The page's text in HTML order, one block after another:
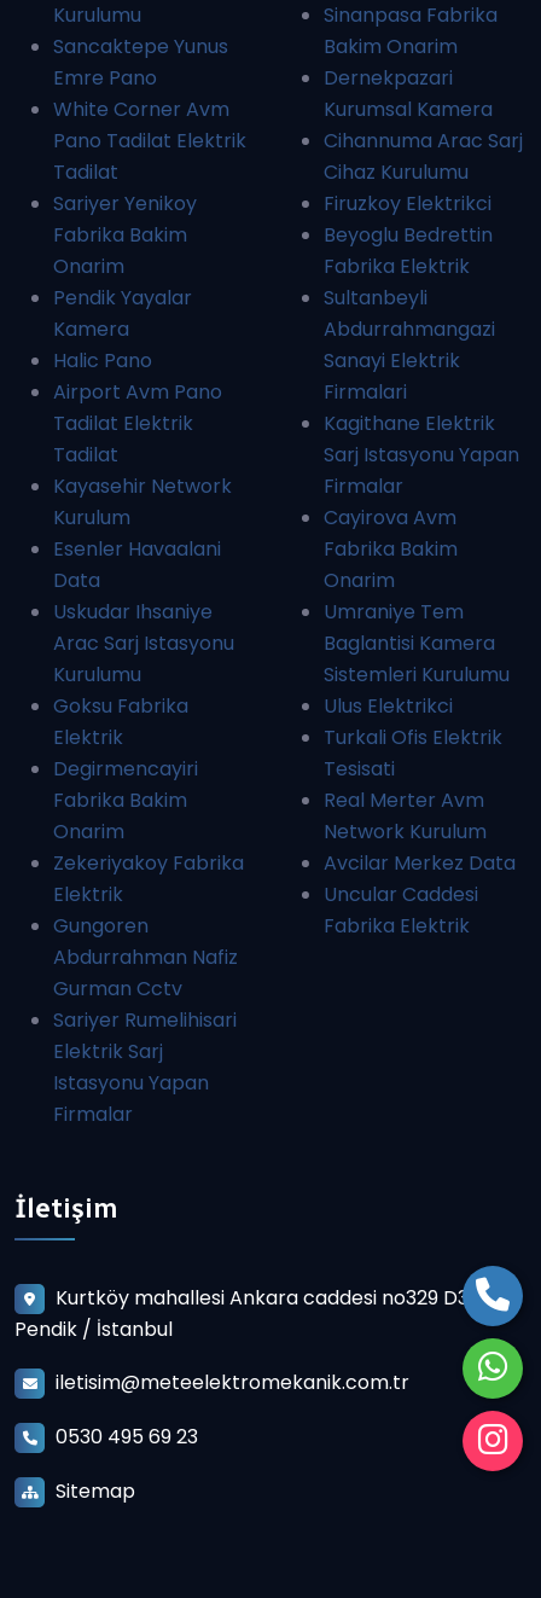
Kurulumu
Sancaktepe Yunus
Emre Pano
White Corner Avm
Pano Tadilat Elektrik
Tadilat
Sariyer Yenikoy
Fabrika Bakim
Onarim
Pendik Yayalar
Kamera
Halic Pano
Airport Avm Pano
Tadilat Elektrik
Tadilat
Kayasehir Network
Kurulum
Esenler Havaalani
Data
Uskudar Ihsaniye
Arac Sarj Istasyonu
Kurulumu
Goksu Fabrika
Elektrik
Degirmencayiri
Fabrika Bakim
Onarim
Zekeriyakoy Fabrika
Elektrik
Gungoren
Abdurrahman Nafiz
Gurman Cctv
Sariyer Rumelihisari
Elektrik Sarj
Istasyonu Yapan
Firmalar
Sinanpasa Fabrika
Bakim Onarim
Dernekpazari
Kurumsal Kamera
Cihannuma Arac Sarj
Cihaz Kurulumu
Firuzkoy Elektrikci
Beyoglu Bedrettin
Fabrika Elektrik
Sultanbeyli
Abdurrahmangazi
Sanayi Elektrik
Firmalari
Kagithane Elektrik
Sarj Istasyonu Yapan
Firmalar
Cayirova Avm
Fabrika Bakim
Onarim
Umraniye Tem
Baglantisi Kamera
Sistemleri Kurulumu
Ulus Elektrikci
Turkali Ofis Elektrik
Tesisati
Real Merter Avm
Network Kurulum
Avcilar Merkez Data
Uncular Caddesi
Fabrika Elektrik
İletişim
Kurtköy mahallesi Ankara caddesi no329 D3
Pendik / İstanbul
iletisim@meteelektromekanik.com.tr
0530 495 69 23
Sitemap